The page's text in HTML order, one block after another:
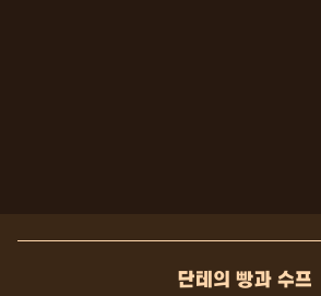
단테의 빵과 수프